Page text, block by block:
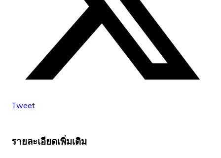
Tweet
รายละเอียดเพิ่มเติม